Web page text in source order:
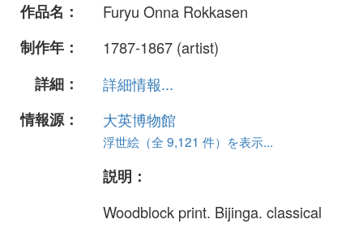
作品名：
Furyu Onna Rokkasen
制作年：
1787-1867 (artist)
詳細：
詳細情報...
情報源：
大英博物館
浮世絵（全 9,121 件）を表示...
説明：
Woodblock print. Bijinga. classical